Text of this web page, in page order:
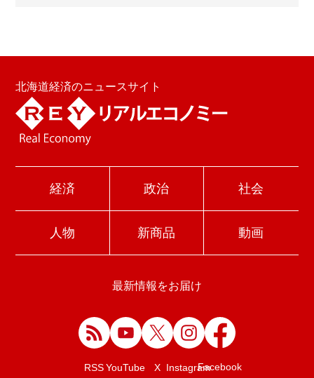
北海道経済のニュースサイト
経済 政治 社会
人物 新商品 動画
最新情報をお届け
RSSYouTube X InstagramFacebook